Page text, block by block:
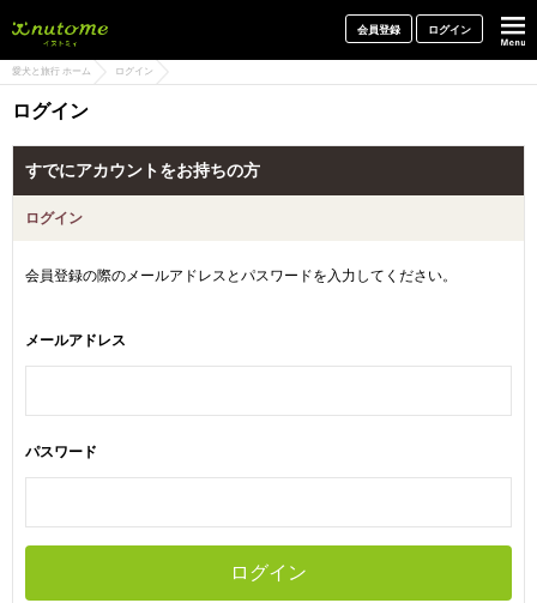
会員登録 ログイン
愛犬と旅行 ホーム ログイン
ログイン
すでにアカウントをお持ちの方
ログイン
会員登録の際のメールアドレスとパスワードを入力してください。
メールアドレス
パスワード